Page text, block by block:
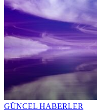
GÜNCEL HABERLER